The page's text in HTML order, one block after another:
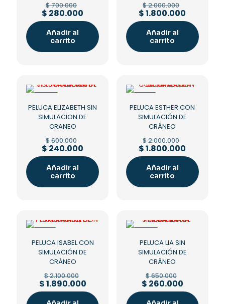
$700.000
price
was:
$ 700.000.
$ 280.000
price
$ 280.000.
Añadir al
carrito
$2.000.000
price
was:
$
$1.800.000
price
is:
$
Añadir al
carrito
PELUCA ELIZABETH SIN
SIMULACION DE
CRANEO
$600.000
price
was:
$ 600.000.
$ 240.000
price
$ 240.000.
Añadir al
carrito
PELUCA ESTHER CON
SIMULACIÓN DE
CRÁNEO
$2.000.000
price
was:
$
$1.800.000
price
is:
$
Añadir al
carrito
PELUCA ISABEL CON
SIMULACIÓN DE
CRÁNEO
$2.100.000
price
was:
$ 2.100.000.
$1.890.000Current
price
is:
PELUCA LIA SIN
SIMULACIÓN DE
CRÁNEO
$650.000
price
was:
$ 650.000.
$ 260.000Current
price